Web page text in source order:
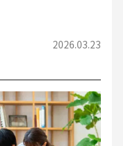
2026.03.23